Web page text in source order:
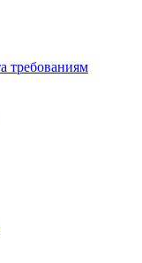
требованиям